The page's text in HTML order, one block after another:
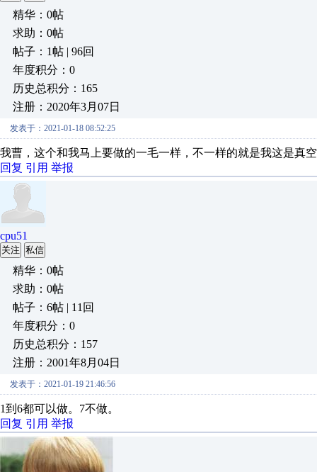
精华：0帖
求助：0帖
帖子：1帖 | 96回
年度积分：0
历史总积分：165
注册：2020年3月07日
发表于：2021-01-18 08:52:25
我曹，这个和我马上要做的一毛一样，不一样的就是我这是真
回复 引用 举报
cpu51
关注 私信
精华：0帖
求助：0帖
帖子：6帖 | 11回
年度积分：0
历史总积分：157
注册：2001年8月04日
发表于：2021-01-19 21:46:56
1到6都可以做。7不做。
回复 引用 举报